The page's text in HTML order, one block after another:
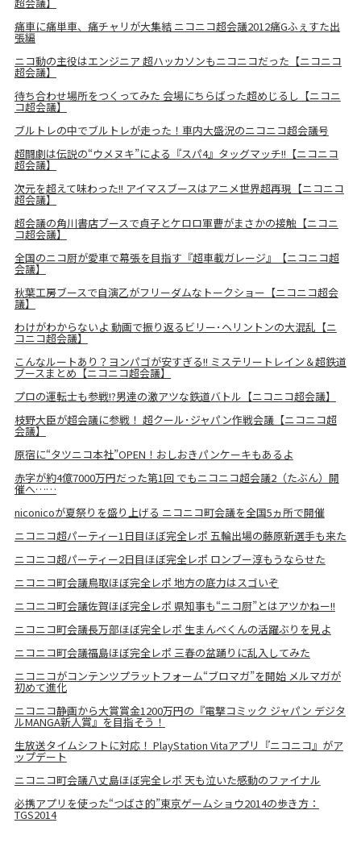
痛車に痛単車、痛チャリが大集結 ニコニコ超会議2012痛Gふぇすた出
張編
ニコ動の主役はエンジニア 超ハッカソンもニコニコだった【ニコニコ
超会議】
待ち合わせ場所をつくってみた 会場にちらばった超めじるし【ニコニ
コ超会議】
ブルトレの中でブルトレが走った！車内大盛況のニコニコ超会議号
超闘劇は伝説の“ウメヌキ”による『スパ4』タッグマッチ!!【ニコニコ
超会議】
次元を超えて味わった!! アイマスブースはアニメ世界超再現【ニコニコ
超会議】
超会議の角川書店ブースで貞子とケロロ軍曹がまさかの接触【ニコニ
コ超会議】
全国のニコ厨が愛車で幕張を目指す『超車載ガレージ』【ニコニコ超
会議】
秋葉工房ブースで自演乙がフリーダムなトークショー【ニコニコ超会
議】
わけがわからないよ 動画で振り返るビリー･ヘリントンの大混乱【ニ
コニコ超会議】
こんなルートあり？ヨンパゴが安すぎる!! ミステリートレイン＆超鉄道
ブースまとめ【ニコニコ超会議】
プロの運転士も参戦!?男達の激アツな鉄道バトル【ニコニコ超会議】
枝野大臣が超会議に参戦！ 超クール･ジャパン作戦会議【ニコニコ超
会議】
原宿に“タツニコ本社”OPEN！おしおきパンケーキもあるよ
赤字が約4億7000万円だった第1回 でもニコニコ超会議2（たぶん）開
催へ……
niconicoが夏祭りを盛り上げる ニコニコ町会議を全国5ヵ所で開催
ニコニコ超パーティー1日目ほぼ完全レポ 五輪出場の藤原新選手も来た
ニコニコ超パーティー2日目ほぼ完全レポ ロンブー淳もうならせた
ニコニコ町会議鳥取ほぼ完全レポ 地方の底力はスゴいぞ
ニコニコ町会議佐賀ほぼ完全レポ 県知事も“ニコ厨”とはアツかねー!!
ニコニコ町会議長万部ほぼ完全レポ 生まんべくんの活躍ぶりを見よ
ニコニコ町会議福島ほぼ完全レポ 三春の盆踊りに乱入してみた
ニコニコがコンテンツプラットフォーム“ブロマガ”を開始 メルマガが
初めて進化
ニコニコ静画から大賞賞金1200万円の『電撃コミック ジャパン デジタ
ルMANGA新人賞』を目指そう！
生放送タイムシフトに対応！ PlayStation Vitaアプリ『ニコニコ』がア
ップデート
ニコニコ町会議八丈島ほぼ完全レポ 天も泣いた感動のファイナル
必携アプリを使った“つばさ的”東京ゲームショウ2014の歩き方：
TGS2014